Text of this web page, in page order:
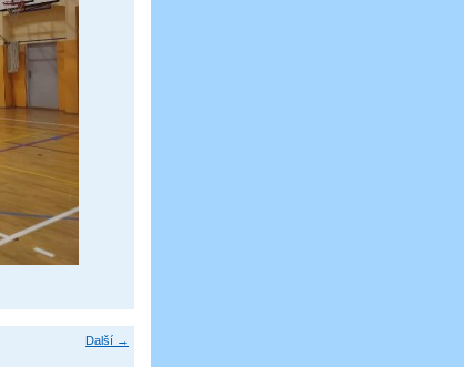
Další →